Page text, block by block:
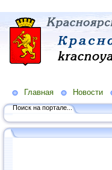
Главная Новости
Поиск на портале...